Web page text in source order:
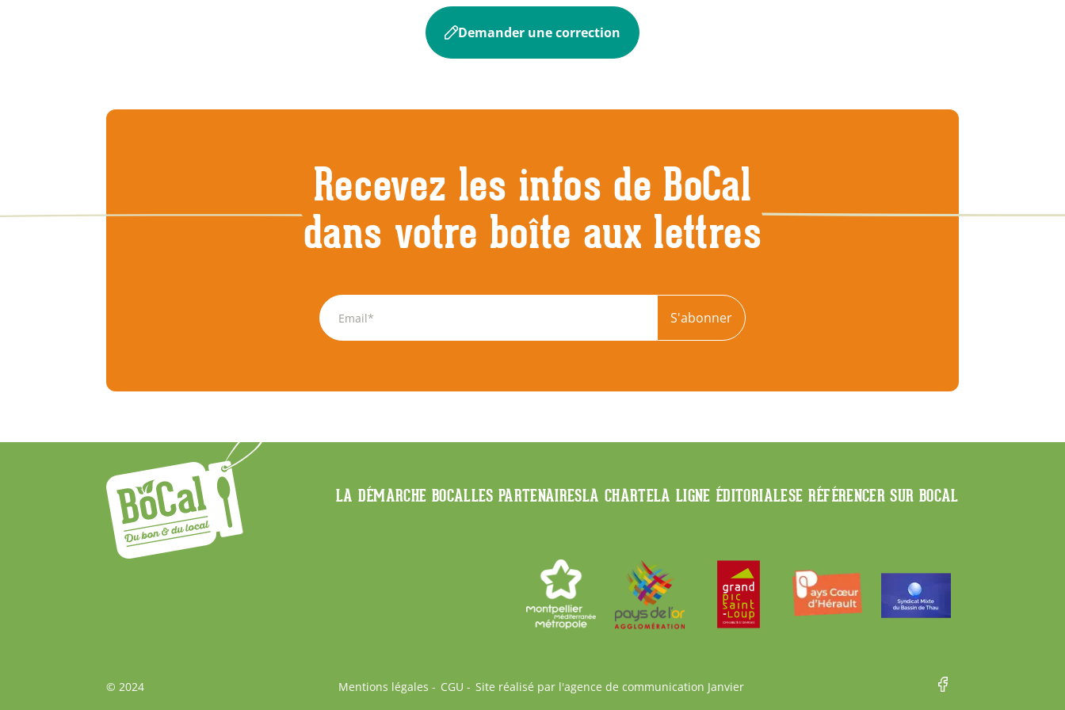
Demander une correction
Recevez les infos de BoCal
dans votre boîte aux lettres
S'abonner
Menu
Footer
LA DÉMARCHE BOCALLES PARTENAIRESLA CHARTELA LIGNE ÉDITORIALESE RÉFÉRENCER SUR BOCAL
© 2024 Mentions légales CGU Site réalisé par l'agence de communication Janvier